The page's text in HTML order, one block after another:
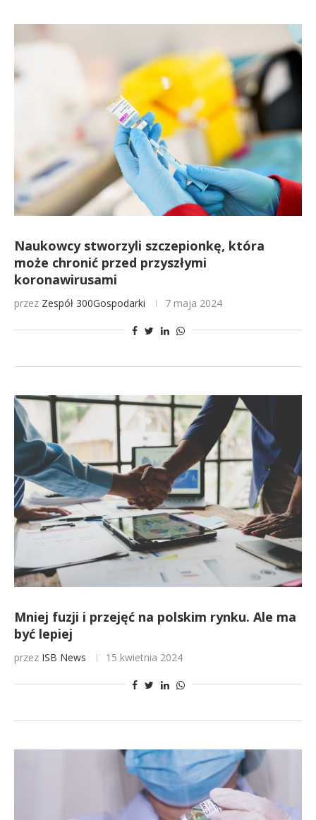
Naukowcy stworzyli szczepionkę, która
może chronić przed przyszłymi
koronawirusami
przez Zespół 300Gospodarki 7 maja 2024
Mniej fuzji i przejęć na polskim rynku. Ale ma
być lepiej
przez ISB News 15 kwietnia 2024